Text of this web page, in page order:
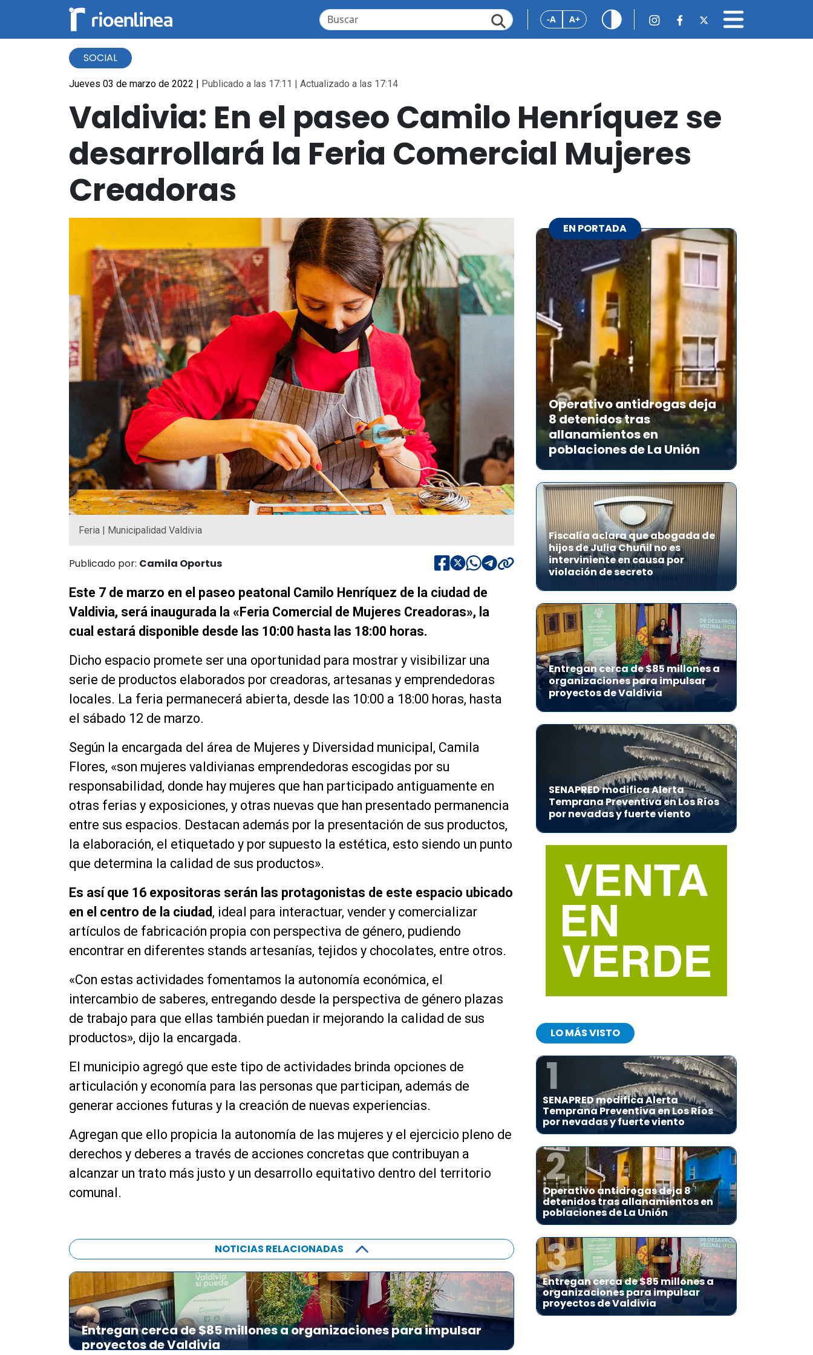
-A A+
SOCIAL
Jueves 03 de marzo de 2022 | Publicado a las 17:11 | Actualizado a las 17:14
Valdivia: En el paseo Camilo Henríquez se
desarrollará la Feria Comercial Mujeres
Creadoras
Feria | Municipalidad Valdivia
Publicado por: Camila Oportus
Este 7 de marzo en el paseo peatonal Camilo Henríquez de la ciudad de
Valdivia, será inaugurada la «Feria Comercial de Mujeres Creadoras», la
cual estará disponible desde las 10:00 hasta las 18:00 horas.
Dicho espacio promete ser una oportunidad para mostrar y visibilizar una
serie de productos elaborados por creadoras, artesanas y emprendedoras
locales. La feria permanecerá abierta, desde las 10:00 a 18:00 horas, hasta
el sábado 12 de marzo.
Según la encargada del área de Mujeres y Diversidad municipal, Camila
Flores, «son mujeres valdivianas emprendedoras escogidas por su
responsabilidad, donde hay mujeres que han participado antiguamente en
otras ferias y exposiciones, y otras nuevas que han presentado permanencia
entre sus espacios. Destacan además por la presentación de sus productos,
la elaboración, el etiquetado y por supuesto la estética, esto siendo un punto
que determina la calidad de sus productos».
Es así que 16 expositoras serán las protagonistas de este espacio ubicado
en el centro de la ciudad, ideal para interactuar, vender y comercializar
artículos de fabricación propia con perspectiva de género, pudiendo
encontrar en diferentes stands artesanías, tejidos y chocolates, entre otros.
«Con estas actividades fomentamos la autonomía económica, el
intercambio de saberes, entregando desde la perspectiva de género plazas
de trabajo para que ellas también puedan ir mejorando la calidad de sus
productos», dijo la encargada.
El municipio agregó que este tipo de actividades brinda opciones de
articulación y economía para las personas que participan, además de
generar acciones futuras y la creación de nuevas experiencias.
Agregan que ello propicia la autonomía de las mujeres y el ejercicio pleno de
derechos y deberes a través de acciones concretas que contribuyan a
alcanzar un trato más justo y un desarrollo equitativo dentro del territorio
comunal.
NOTICIAS RELACIONADAS
Entregan cerca de $85 millones a organizaciones para impulsar
proyectos de Valdivia
EN PORTADA
Operativo antidrogas deja
8 detenidos tras
allanamientos en
poblaciones de La Unión
Fiscalía aclara que abogada de
hijos de Julia Chuñil no es
interviniente en causa por
violación de secreto
Entregan cerca de $85 millones a
organizaciones para impulsar
proyectos de Valdivia
SENAPRED modifica Alerta
Temprana Preventiva en Los Ríos
por nevadas y fuerte viento
LO MÁS VISTO
1
SENAPRED modifica Alerta
Temprana Preventiva en Los Ríos
por nevadas y fuerte viento
2
Operativo antidrogas deja 8
detenidos tras allanamientos en
poblaciones de La Unión
3
Entregan cerca de $85 millones a
organizaciones para impulsar
proyectos de Valdivia